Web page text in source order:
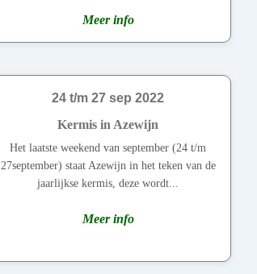
Meer info
24 t/m 27 sep 2022
Kermis in Azewijn
Het laatste weekend van september (24 t/m
27september) staat Azewijn in het teken van de
jaarlijkse kermis, deze wordt...
Meer info